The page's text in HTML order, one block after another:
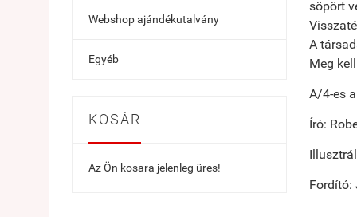
Webshop ajándékutalvány
Egyéb
KOSÁR
Az Ön kosara jelenleg üres!
söpört
A
Meg
A/4-es
Író:
Fordító: